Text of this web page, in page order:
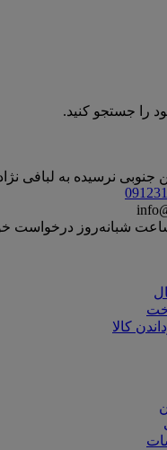
را جستجو کنید.
نرسیده به لبافی نژاد
کالا